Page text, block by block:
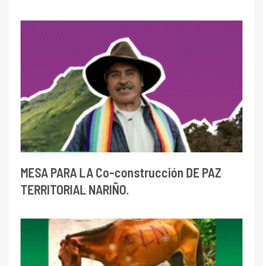
MESA PARA LA Co-construcción DE PAZ
TERRITORIAL NARIÑO.